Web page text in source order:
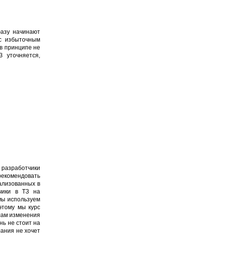
начинают
избыточным
принципе не
в
в ТЗ на
используем
мы курс
изменения
не стоит на
не хочет